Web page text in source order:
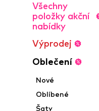
Všechny
položky akční
nabídky
Výprodej
Oblečení
Nové
Oblíbené
Šaty